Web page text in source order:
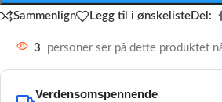
Sammenlign Legg til i ønskeliste Del:
3 personer ser på dette produktet
Verdensomspennende